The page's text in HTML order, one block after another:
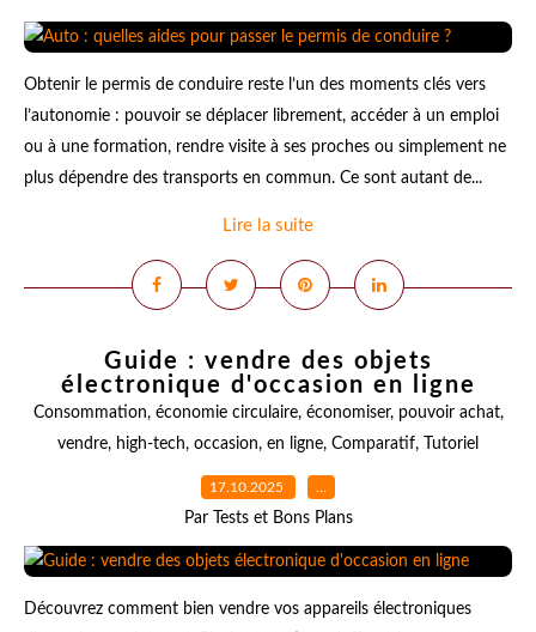
Obtenir le permis de conduire reste l’un des moments clés vers
l’autonomie : pouvoir se déplacer librement, accéder à un emploi
ou à une formation, rendre visite à ses proches ou simplement ne
plus dépendre des transports en commun. Ce sont autant de...
Lire la suite
Guide : vendre des objets
électronique d'occasion en ligne
Consommation, économie circulaire, économiser, pouvoir achat,
vendre, high-tech, occasion, en ligne, Comparatif, Tutoriel
17.10.2025 …
Par Tests et Bons Plans
Découvrez comment bien vendre vos appareils électroniques